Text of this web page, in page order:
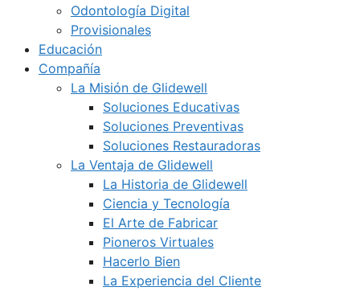
Odontología Digital
Provisionales
Educación
Compañía
La Misión de Glidewell
Soluciones Educativas
Soluciones Preventivas
Soluciones Restauradoras
La Ventaja de Glidewell
La Historia de Glidewell
Ciencia y Tecnología
El Arte de Fabricar
Pioneros Virtuales
Hacerlo Bien
La Experiencia del Cliente